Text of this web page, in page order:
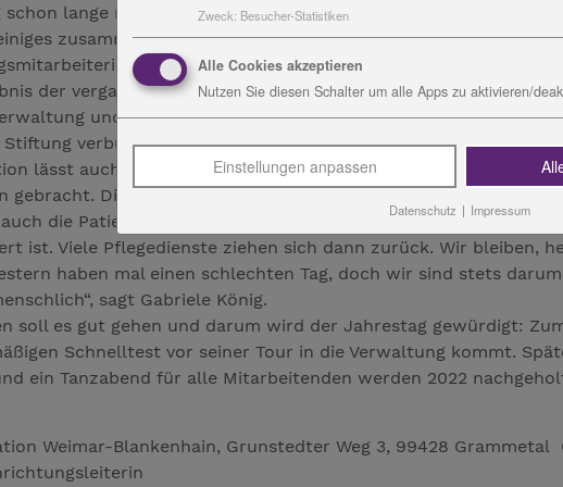
schon lange nicht gearbeitet. „Ich weiß, dass das meine Leute
zusammen. Doch zum Glück habe ich gute
sechs Teamleiterinnen und den
der vergangenen Jahre war der Umzug aus Weimar nach
und vor allem für all die Fahrzeuge. „Freilich war die
Stiftung verbunden, doch die Enge und der tägliche Kampf um
lässt auch Gabriele König manchmal an ihre Grenzen
gebracht. Die Mitarbeitenden arbeiten geschützt und dadurch
die Patienten sind zurück haltender. „Das herzliche
ist. Viele Pflegedienste ziehen sich dann zurück. Wir bleiben,
haben mal einen schlechten Tag, doch wir sind stets
sagt Gabriele König.
soll es gut gehen und darum wird der Jahrestag gewürdigt:
Schnelltest vor seiner Tour in die Verwaltung kommt.
ein Tanzabend für alle Mitarbeitenden werden 2022
Weimar-Blankenhain, Grunstedter Weg 3, 99428 Grammetal
Zweck: Besucher-Statistiken
Alle Cookies akzeptieren
Nutzen Sie diesen Schalter um alle Apps zu aktivieren/
Einstellungen anpassen
Datenschutz | Impressum